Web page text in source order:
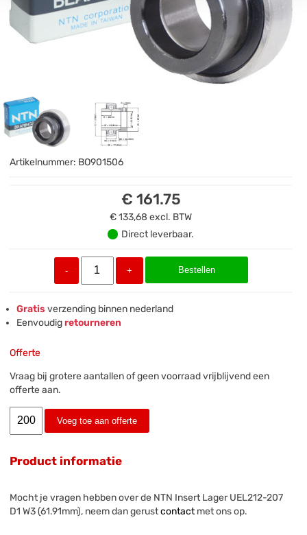
Artikelnummer: BO901506
€ 161.75
€ 133,68 excl. BTW
Direct leverbaar.
- + Bestellen
Gratis verzending binnen nederland
Eenvoudigretourneren
Offerte
Vraag bij grotere aantallen of geen voorraad vrijblijvend een
offerte aan.
Voeg toe aan offerte
Product informatie
Mocht je vragen hebben over de NTN Insert Lager UEL212-207
D1 W3 (61.91mm), neem dan gerustcontactmet ons op.